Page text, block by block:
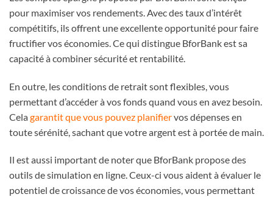
pour maximiser vos rendements. Avec des taux d’intérêt
compétitifs, ils offrent une excellente opportunité pour faire
fructifier vos économies. Ce qui distingue BforBank est sa
capacité à combiner sécurité et rentabilité.
En outre, les conditions de retrait sont flexibles, vous
permettant d’accéder à vos fonds quand vous en avez besoin.
Celagarantit que vous pouvez planifiervos dépenses en
toute sérénité, sachant que votre argent est à portée de main.
Il est aussi important de noter que BforBank propose des
outils de simulation en ligne. Ceux-ci vous aident à évaluer le
potentiel de croissance de vos économies, vous permettant